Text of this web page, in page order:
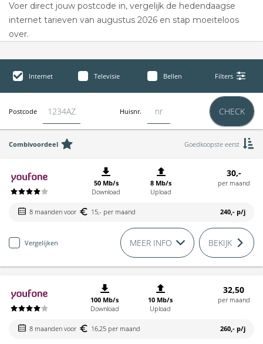
Voer direct jouw postcode in, vergelijk de hedendaagse
internet tarieven van augustus 2026 en stap moeiteloos
over.
Internet Televisie Bellen Filters
Postcode Huisnr. CHECK
Combivoordeel Goedkoopste eerst
50 Mb/s
Download
8 Mb/s
Upload
30,-
per maand
8 maanden voor 15,- per maand 240,- p/j
Vergelijken MEER INFO BEKIJK
100 Mb/s
Download
10 Mb/s
Upload
32,50
per maand
8 maanden voor 16,25 per maand 260,- p/j